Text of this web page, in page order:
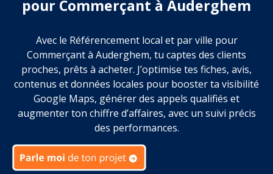
pour Commerçant à Auderghem
Avec le Référencement local et par ville pour
Commerçant à Auderghem, tu captes des clients
proches, prêts à acheter. J’optimise tes fiches, avis,
contenus et données locales pour booster ta visibilité
Google Maps, générer des appels qualifiés et
augmenter ton chiffre d’affaires, avec un suivi précis
des performances.